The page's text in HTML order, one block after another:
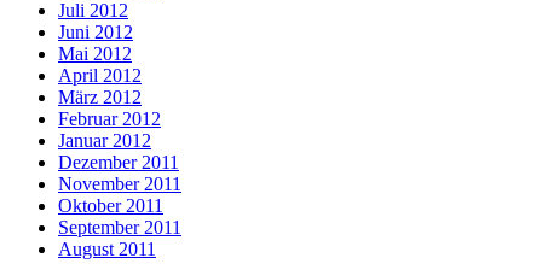
Juli 2012
Juni 2012
Mai 2012
April 2012
März 2012
Februar 2012
Januar 2012
Dezember 2011
November 2011
Oktober 2011
September 2011
August 2011